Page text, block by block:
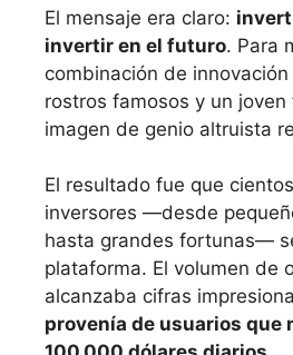
El mensaje era claro:
invertir en el futuro. Para
combinación de
rostros famosos y un
imagen de genio altruista
El resultado fue que
inversores —desde
hasta grandes fortunas—
plataforma. El volumen de
alcanzaba cifras
provenía de usuarios que